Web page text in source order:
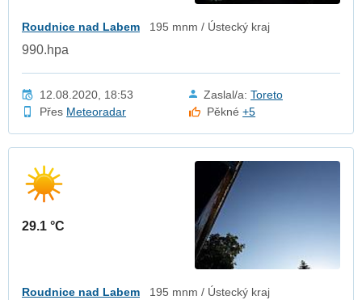
Roudnice nad Labem 195 mnm / Ústecký kraj
990.hpa
12.08.2020, 18:53 Zaslal/a: Toreto
Přes Meteoradar Pěkné+5
29.1 °C
Roudnice nad Labem 195 mnm / Ústecký kraj